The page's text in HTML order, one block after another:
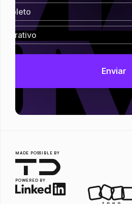
MADE POSSIBLE BY
POWERED BY